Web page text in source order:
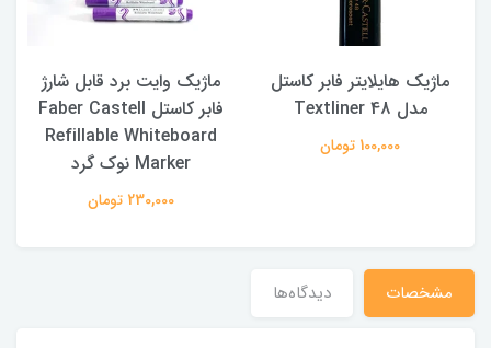
ماژیک هایلایتر فابر کاستل
مدل Textliner 48
100,000 تومان
ماژیک وایت برد قابل شارژ
فابر کاستل Faber Castell
Refillable Whiteboard
Marker نوک گرد
230,000 تومان
مشخصات دیدگاه‌ها